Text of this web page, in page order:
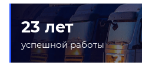
23 лет
успешной работы